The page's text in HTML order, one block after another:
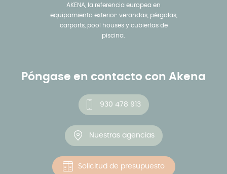
AKENA, la referencia europea en
equipamiento exterior: verandas, pérgolas,
carports, pool houses y cubiertas de
piscina.
Póngase en contacto con Akena
930 478 913
Nuestras agencias
Solicitud de presupuesto